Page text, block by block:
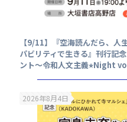
【9/11】『空海読んだら、
パビリティで生きる』刊行
ント〜令和人文主義⭐︎Night
2026年8月4日